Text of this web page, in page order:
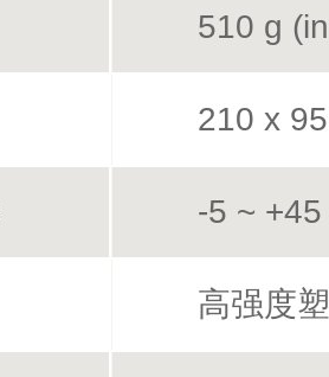
510 g
210 x
-5 ~ +45
高强度